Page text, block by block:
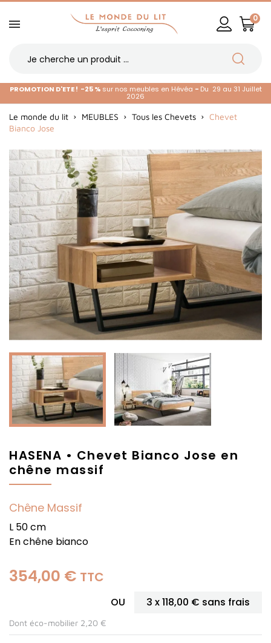
0
PROMOTION D'ETE ! -25 % sur nos meubles en Hévéa - Du 29 au 31 Juillet
2026
Le monde du lit MEUBLES Tous les Chevets
Chevet
Bianco Jose
HASENA • Chevet Bianco Jose en
chêne massif
Chêne Massif
L 50 cm
En chêne bianco
354,00 € TTC
OU 3 x118,00 € sans frais
Dont éco-mobilier 2,20 €